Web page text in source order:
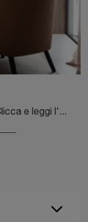
Scopri le più originali Madie moderne! Clicca e leggi l'articolo: mobile soggiorno Avenue Cabinets in laccato opaco, soluzione bella e funzionale.